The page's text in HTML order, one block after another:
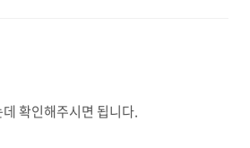
확인해주시면 됩니다.